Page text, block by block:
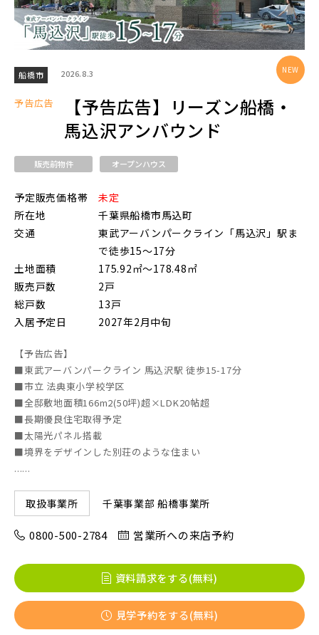
さいたま市大宮区(0)
さいたま市見沼区(5)
さいたま市浦和区(0)
さいたま市緑区(1)
さいたま市岩槻区(0)
朝霞市(1)
志木市(0)
和光市(1)
桶川市(2)
久喜市(1)
富士見市(0)
蓮田市(1)
白岡市(0)
北足立郡伊奈町(4)
春日部市(5)
三郷市(2)
幸手市(0)
市川市(4) 船橋市(8)
習志野市(1)
八千代市(1)
鎌ケ谷市(2)
浦安市(0)
白井市(0)
千葉市(2)
千葉・常磐エリア(16)
船橋市 2026.8.3
予告広告
【予告広告】リーズン船橋・
馬込沢アンバウンド
販売前物件 オープンハウス
予定販売価格帯
未定
所在地
千葉県船橋市馬込町
交通
東武アーバンパークライン「馬込沢」駅ま
で徒歩15～17分
土地面積
175.92㎡～178.48㎡
販売戸数
2戸
総戸数
13戸
入居予定日
2027年2月中旬
【予告広告】
■東武アーバンパークライン 馬込沢駅 徒歩15-17分
■市立 法典東小学校学区
■全邸敷地面積166m2(50坪)超×LDK20帖超
■長期優良住宅取得予定
■太陽光パネル搭載
■境界をデザインした別荘のような住まい
......
取扱事業所 千葉事業部 船橋事業所
0800-500-2784 営業所への来店予約
資料請求をする(無料)
見学予約をする(無料)